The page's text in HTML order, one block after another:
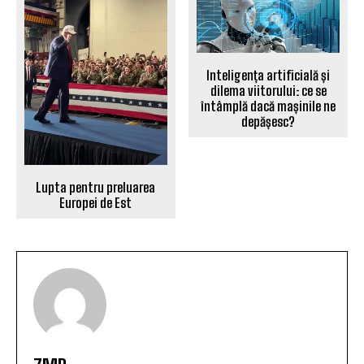
Lupta pentru preluarea
Europei de Est
Inteligența artificială și
dilema viitorului: ce se
întâmplă dacă mașinile ne
depășesc?